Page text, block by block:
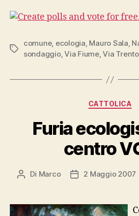
Tag
comune, ecologia, Mauro Sala,
sondaggio,Via Fiume,Via Trento
CATTOLICA
Furia
centro
Autore
Di Marco
Data2 Maggio 2007